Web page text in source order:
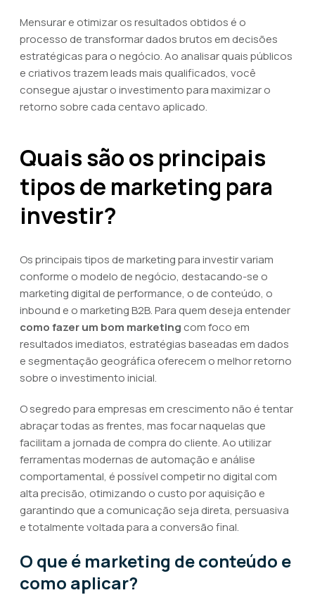
Mensurar e otimizar os resultados obtidos é o
processo de transformar dados brutos em decisões
estratégicas para o negócio. Ao analisar quais públicos
e criativos trazem leads mais qualificados, você
consegue ajustar o investimento para maximizar o
retorno sobre cada centavo aplicado.
Quais são os principais
tipos de marketing para
investir?
Os principais tipos de marketing para investir variam
conforme o modelo de negócio, destacando-se o
marketing digital de performance, o de conteúdo, o
inbound e o marketing B2B. Para quem deseja entender
como fazer um bom marketing com foco em
resultados imediatos, estratégias baseadas em dados
e segmentação geográfica oferecem o melhor retorno
sobre o investimento inicial.
O segredo para empresas em crescimento não é tentar
abraçar todas as frentes, mas focar naquelas que
facilitam a jornada de compra do cliente. Ao utilizar
ferramentas modernas de automação e análise
comportamental, é possível competir no digital com
alta precisão, otimizando o custo por aquisição e
garantindo que a comunicação seja direta, persuasiva
e totalmente voltada para a conversão final.
O que é marketing de conteúdo e
como aplicar?